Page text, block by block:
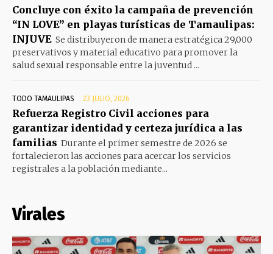
Concluye con éxito la campaña de prevención
“IN LOVE” en playas turísticas de Tamaulipas:
INJUVE Se distribuyeron de manera estratégica 29,000
preservativos y material educativo para promover la
salud sexual responsable entre la juventud ...
TODO TAMAULIPAS 23 JULIO, 2026
Refuerza Registro Civil acciones para
garantizar identidad y certeza jurídica a las
familias Durante el primer semestre de 2026 se
fortalecieron las acciones para acercar los servicios
registrales a la población mediante...
Virales